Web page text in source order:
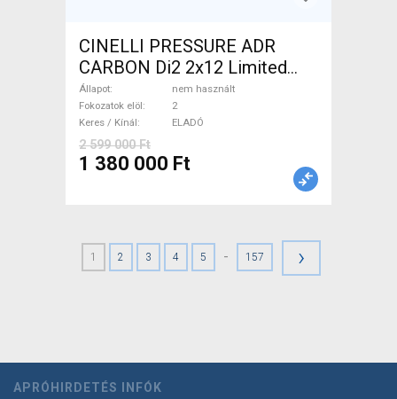
CINELLI PRESSURE ADR
CARBON Di2 2x12 Limited
1of50 0km ÚJ! Országúti
tárcsafék nem használt
ELADÓ
Állapot
nem használt
Fokozatok elöl
2
Keres / Kínál
ELADÓ
2 599 000 Ft
1 380 000 Ft
1 2 3 4 5 - 157 ›
APRÓHIRDETÉS INFÓK